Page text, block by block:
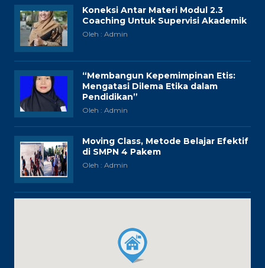
Koneksi Antar Materi Modul 2.3
Coaching Untuk Supervisi Akademik
Oleh : Admin
“Membangun Kepemimpinan Etis:
Mengatasi Dilema Etika dalam
Pendidikan”
Oleh : Admin
Moving Class, Metode Belajar Efektif
di SMPN 4 Pakem
Oleh : Admin